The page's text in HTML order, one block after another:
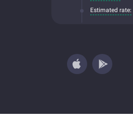
Estimated rate: